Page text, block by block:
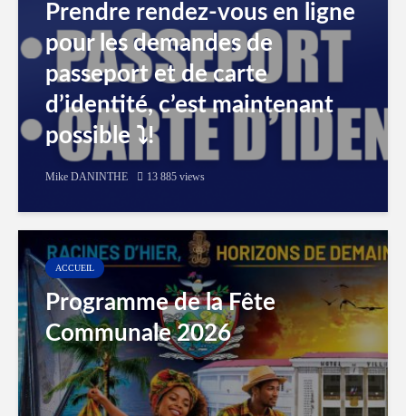
Prendre rendez-vous en ligne
pour les demandes de
passeport et de carte
d’identité, c’est maintenant
possible ⤵️!
Mike DANINTHE 13 885 views
ACCUEIL
Programme de la Fête
Communale 2026